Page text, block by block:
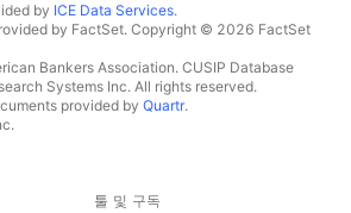
by ICE Data Services.
by FactSet. Copyright © 2026 FactSet
Bankers Association. CUSIP Database
Systems Inc. All rights reserved.
provided by Quartr.
툴 및 구독